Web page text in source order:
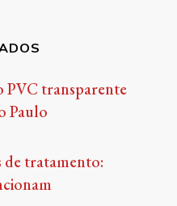
PVC transparente
Paulo
de tratamento: